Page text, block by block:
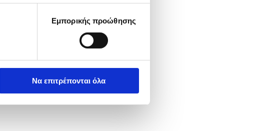
Εμπορικής προώθησης
Να επιτρέπονται όλα